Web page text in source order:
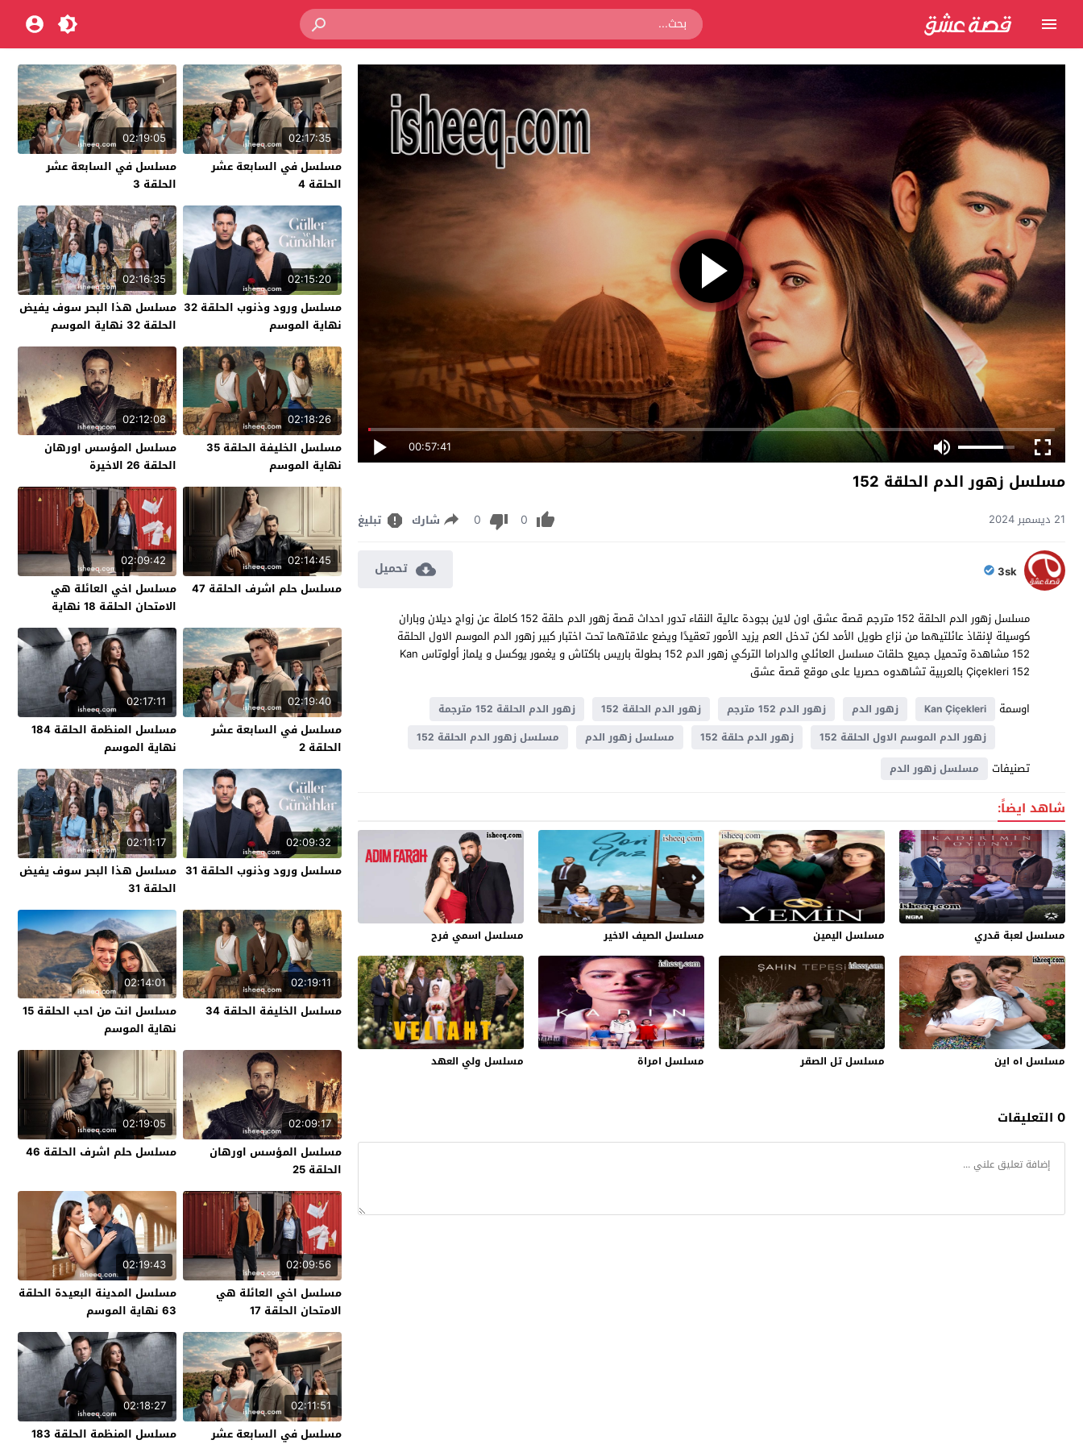
00:57:41
مسلسل زهور الدم الحلقة 152
21 ديسمبر 2024 0
0 شارك تبليغ
3sk تحميل
مسلسل زهور الدم الحلقة 152 مترجم قصة عشق اون لاين بجودة عالية النقاء تدور احداث قصة زهور الدم حلقة 152 كاملة عن زواج ديلان وباران
كوسيلة لإنقاذ عائلتيهما من نزاع طويل الأمد لكن تدخل العم يزيد الأمور تعقيدًا ويضع علاقتهما تحت اختبار كبير زهور الدم الموسم الاول الحلقة
152 مشاهدة وتحميل جميع حلقات مسلسل العائلي والدراما التركي زهور الدم 152 بطولة باريس باكتاش و يغمور يوكسل و يلماز أولوتاس Kan
Çiçekleri 152 بالعربية تشاهدوه حصريا على موقع قصة عشق
اوسمة
Kan Çiçekleri زهور الدم زهور الدم 152 مترجم زهور الدم الحلقة 152
زهور الدم الحلقة 152 مترجمة
زهور الدم الموسم الاول الحلقة 152
زهور الدم حلقة 152 مسلسل زهور الدم مسلسل زهور الدم الحلقة 152
تصنيفات مسلسل زهور الدم
شاهد ايضاً:
مسلسل لعبة قدري مسلسل اليمين مسلسل الصيف الاخير مسلسل اسمي فرح
مسلسل اه اين مسلسل تل الصقر مسلسل امراة مسلسل ولي العهد
0 التعليقات
02:17:35
مسلسل في السابعة عشر
الحلقة 4
02:19:05
مسلسل في السابعة عشر
الحلقة 3
02:15:20
مسلسل ورود وذنوب الحلقة 32
نهاية الموسم
02:16:35
مسلسل هذا البحر سوف يفيض
الحلقة 32 نهاية الموسم
02:18:26
مسلسل الخليفة الحلقة 35
نهاية الموسم
02:12:08
مسلسل المؤسس اورهان
الحلقة 26 الاخيرة
02:14:45
مسلسل حلم اشرف الحلقة 47
02:09:42
مسلسل اخي العائلة هي
الامتحان الحلقة 18 نهاية
الموسم
02:19:40
مسلسل في السابعة عشر
الحلقة 2
02:17:11
مسلسل المنظمة الحلقة 184
نهاية الموسم
02:09:32
مسلسل ورود وذنوب الحلقة 31
02:11:17
مسلسل هذا البحر سوف يفيض
الحلقة 31
02:19:11
مسلسل الخليفة الحلقة 34
02:14:01
مسلسل انت من احب الحلقة 15
نهاية الموسم
02:09:17
مسلسل المؤسس اورهان
الحلقة 25
02:19:05
مسلسل حلم اشرف الحلقة 46
02:09:56
مسلسل اخي العائلة هي
الامتحان الحلقة 17
02:19:43
مسلسل المدينة البعيدة الحلقة
63 نهاية الموسم
02:11:51
مسلسل في السابعة عشر
02:18:27
مسلسل المنظمة الحلقة 183